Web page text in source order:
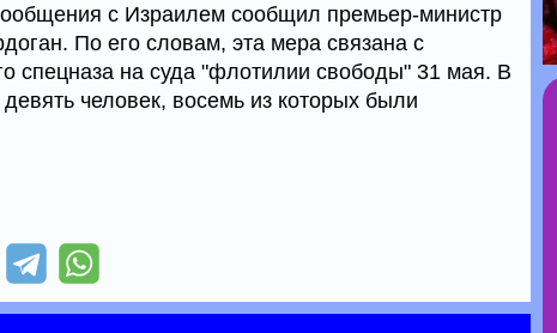
с Израилем сообщил премьер-министр
По его словам, эта мера связана с
спецназа на суда "флотилии свободы" 31 мая. В
человек, восемь из которых были